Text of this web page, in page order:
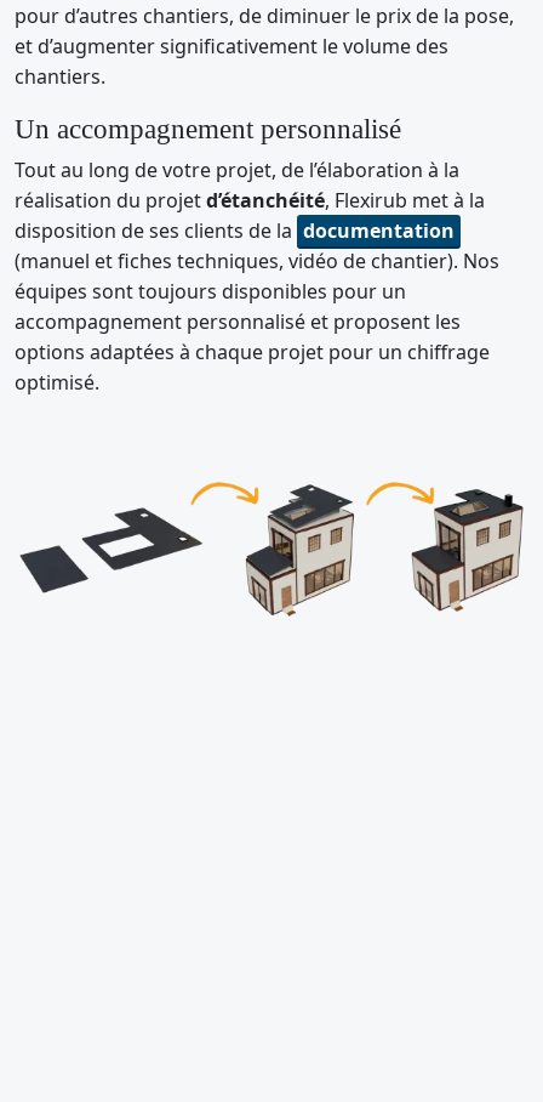
pour d’autres chantiers, de diminuer le prix de la pose,
et d’augmenter significativement le volume des
chantiers.
Un accompagnement personnalisé
Tout au long de votre projet, de l’élaboration à la
réalisation du projetd’étanchéité, Flexirub met à la
disposition de ses clients de la documentation
(manuel et fiches techniques, vidéo de chantier). Nos
équipes sont toujours disponibles pour un
accompagnement personnalisé et proposent les
options adaptées à chaque projet pour un chiffrage
optimisé.